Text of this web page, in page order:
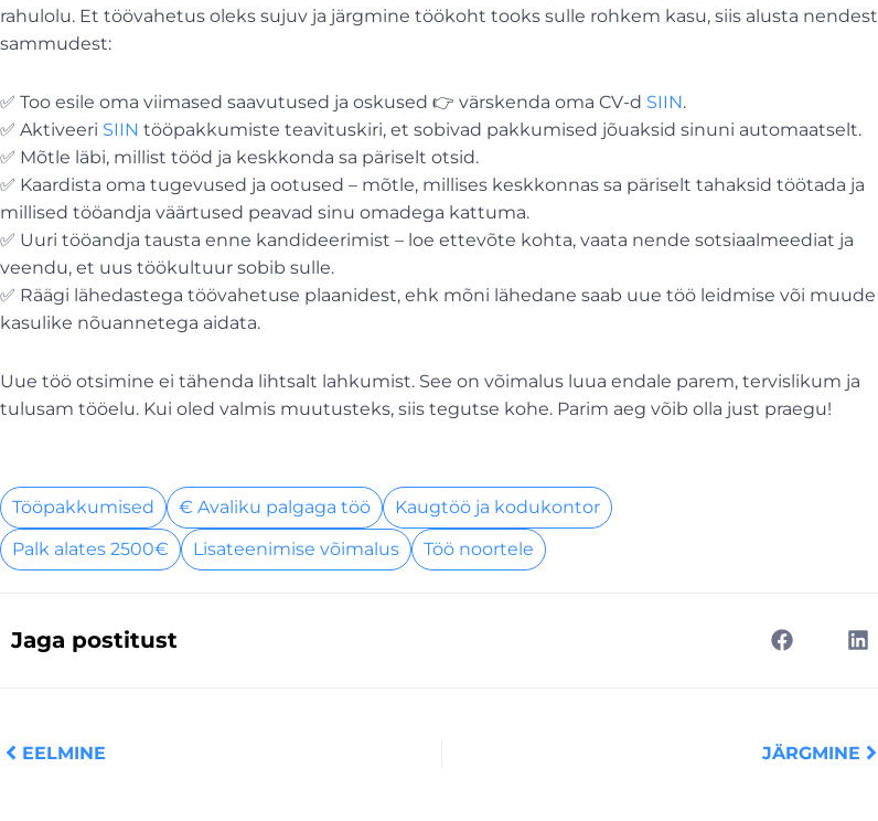
rahulolu. Et töövahetus oleks sujuv ja järgmine töökoht tooks sulle rohkem kasu, siis alusta nendest
sammudest:
✅ Too esile oma viimased saavutused ja oskused 👉 värskenda oma CV-d SIIN.
✅ Aktiveeri SIIN tööpakkumiste teavituskiri, et sobivad pakkumised jõuaksid sinuni automaatselt.
✅ Mõtle läbi, millist tööd ja keskkonda sa päriselt otsid.
✅ Kaardista oma tugevused ja ootused – mõtle, millises keskkonnas sa päriselt tahaksid töötada ja
millised tööandja väärtused peavad sinu omadega kattuma.
✅ Uuri tööandja tausta enne kandideerimist – loe ettevõte kohta, vaata nende sotsiaalmeediat ja
veendu, et uus töökultuur sobib sulle.
✅ Räägi lähedastega töövahetuse plaanidest, ehk mõni lähedane saab uue töö leidmise või muude
kasulike nõuannetega aidata.
Uue töö otsimine ei tähenda lihtsalt lahkumist. See on võimalus luua endale parem, tervislikum ja
tulusam tööelu. Kui oled valmis muutusteks, siis tegutse kohe. Parim aeg võib olla just praegu!
Tööpakkumised € Avaliku palgaga töö
Kaugtöö ja kodukontor
Palk alates 2500€
Lisateenimise võimalus Töö noortele
Jaga postitust
EELMINE JÄRGMINE